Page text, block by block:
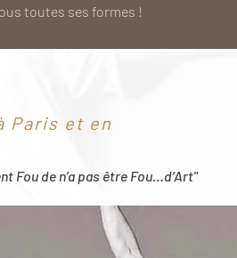
toutes ses formes !
Paris et en
Fou de n’a pas être Fou…d’Art"